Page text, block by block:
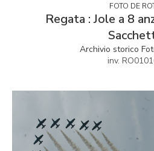
FOTO DE
Regata : Jole a 8
Archivio storico
inv.